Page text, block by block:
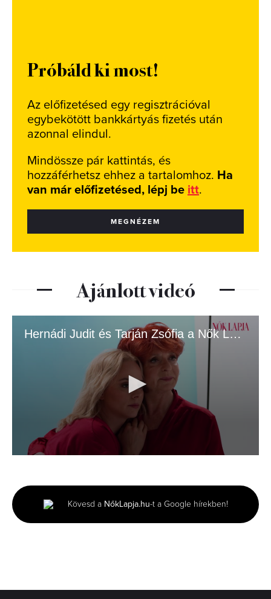
Próbáld ki most!
Az előfizetésed egy regisztrációval
egybekötött bankkártyás fizetés után
azonnal elindul.
Mindössze pár kattintás, és
hozzáférhetsz ehhez a tartalomhoz. Ha
van már előfizetésed, lépj be itt.
MEGNÉZEM
Ajánlott videó
Hernádi Judit és Tarján Zsófia a Nők Lapja címlapján.mp4
minutes,
2
seconds
Kövesd a NőkLapja.hu-t a Google hírekben!